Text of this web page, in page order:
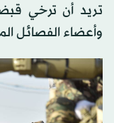
تريد أن ترخي
وأعضاء الفصائل